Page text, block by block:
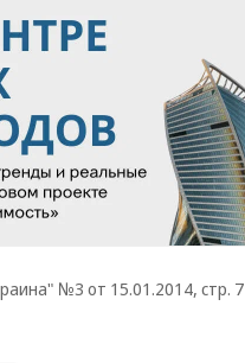
№3 от 15.01.2014, стр. 7